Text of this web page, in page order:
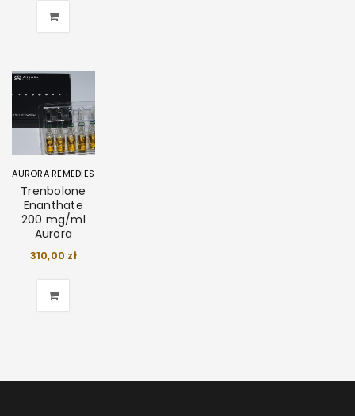
AURORA REMEDIES
Trenbolone
Enanthate
200 mg/ml
Aurora
310,00 zł